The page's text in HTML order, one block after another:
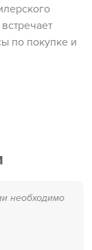
по покупке и
необходимо